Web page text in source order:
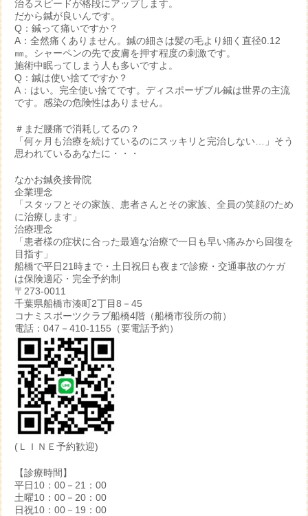
治るスピードが格段にアップします。
だから鍼が良いんです。
Q：鍼って痛いですか？
A：全然痛くありません。鍼の細さは髪の毛より細く直径0.12
㎜。シャーペンの先で皮膚を押す程度の刺激です。
施術中眠ってしまう人も多いですよ。
Q：鍼は使い捨てですか？
A：はい。完全使い捨てです。ディスポーザブル鍼は世界の主流
です。感染の危険性はありません。
＃まだ腰痛で消耗してるの？
「何ヶ月も治療を続けているのにスッキリと完治しない…」そう
思われているあなたに・・・
なかお鍼灸接骨院
企業理念
「スタッフとその家族、患者さんとその家族、全員の笑顔のため
に治療します」
治療理念
「患者様の症状に合った最適な治療で一日も早い痛みから回復を
目指す」
船橋で平日21時まで・土日祝日も夜まで診療・交通事故のケガ
は保険適応・完全予約制
〒273-0011
千葉県船橋市湊町2丁目8－45
コナミスポーツクラブ船橋4階（船橋市役所の前）
電話：047－410-1155（要電話予約）
(ＬＩＮＥ予約歓迎)
【診療時間】
平日10：00－21：00
土曜10：00－20：00
日祝10：00－19：00